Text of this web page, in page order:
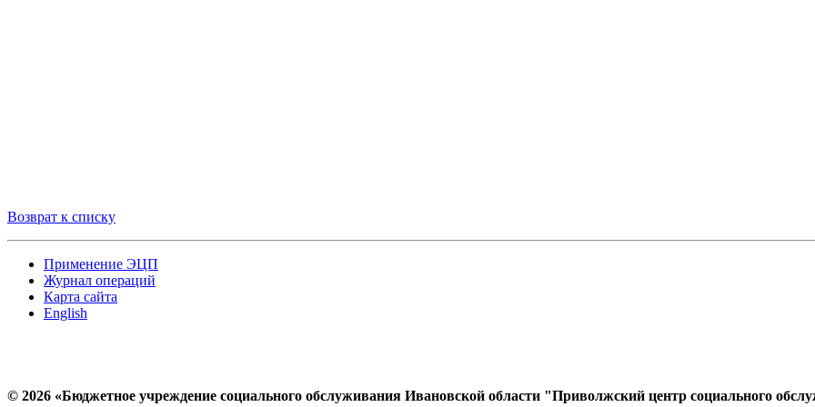
Возврат к списку
Применение ЭЦП
Журнал операций
Карта сайта
English
© 2026 «Бюджетное учреждение социального обслуживания Ивановской области "Приволжский центр социального